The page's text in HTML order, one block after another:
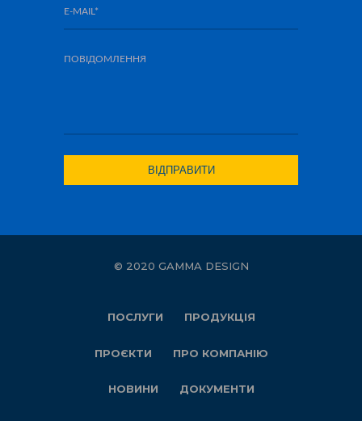
© 2020 GAMMA DESIGN
ПОСЛУГИ ПРОДУКЦІЯ
ПРОЄКТИ ПРО КОМПАНІЮ
НОВИНИ ДОКУМЕНТИ